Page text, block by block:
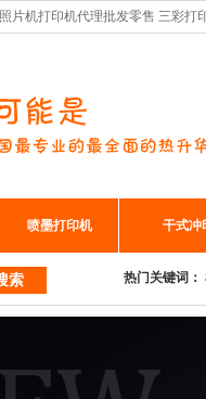
片机打印机代理批发零售 三彩打
喷墨打印机 干式冲
索 热门关键词：